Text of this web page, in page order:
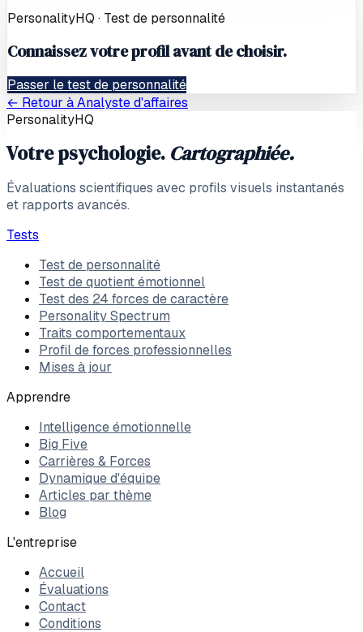
PersonalityHQ · Test de personnalité
Connaissez votre profil avant de choisir.
Passer le test de personnalité
← Retour àAnalyste d'affaires
PersonalityHQ
Votre psychologie. Cartographiée.
Évaluations scientifiques avec profils visuels instantanés
et rapports avancés.
Tests
Test de personnalité
Test de quotient émotionnel
Test des 24 forces de caractère
Personality Spectrum
Traits comportementaux
Profil de forces professionnelles
Mises à jour
Apprendre
Intelligence émotionnelle
Big Five
Carrières & Forces
Dynamique d'équipe
Articles par thème
Blog
L'entreprise
Accueil
Évaluations
Contact
Conditions